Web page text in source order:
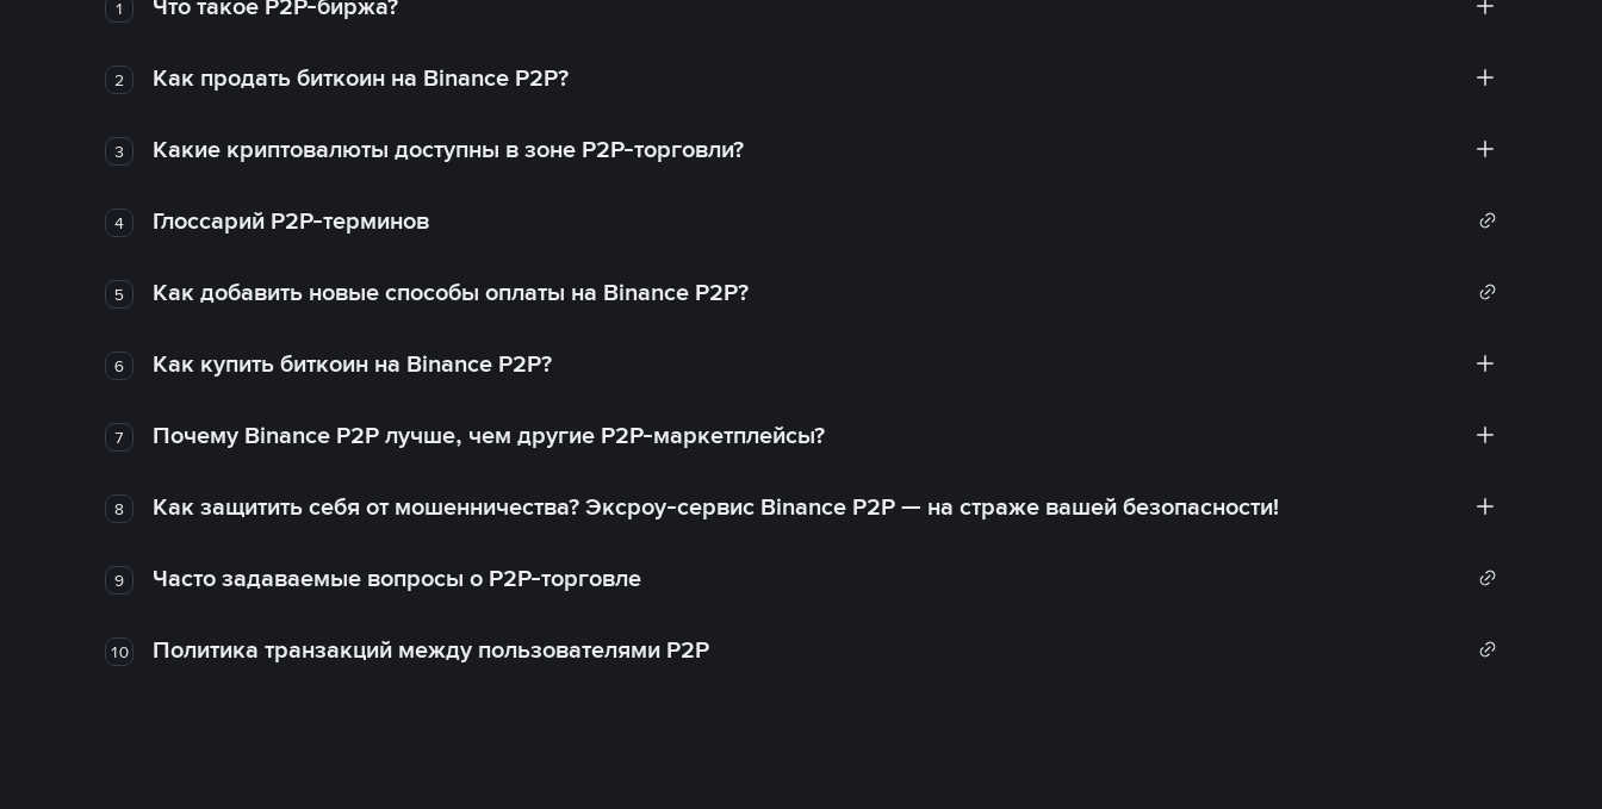
1
2 Как продать биткоин на Binance P2P?
3 Какие криптовалюты доступны в зоне P2P-торговли?
4 Глоссарий P2P-терминов
5 Как добавить новые способы оплаты на Binance P2P?
6 Как купить биткоин на Binance P2P?
7 Почему Binance P2P лучше, чем другие P2P-маркетплейсы?
8 Как защитить себя от мошенничества? Эксроу-сервис Binance P2P — на страже вашей безопасности!
9 Часто задаваемые вопросы о P2P-торговле
10 Политика транзакций между пользователями P2P